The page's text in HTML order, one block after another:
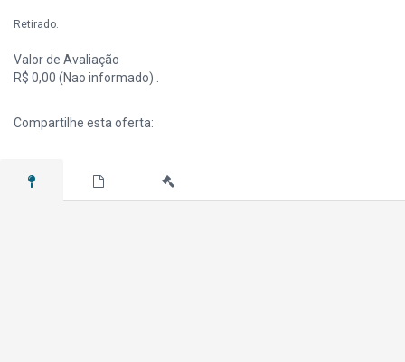
Retirado.
Valor de Avaliação
R$ 0,00 (Nao informado) .
Compartilhe esta oferta: